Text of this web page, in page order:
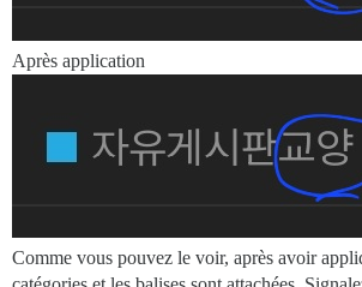
Après application
Comme vous pouvez le voir, après avoir